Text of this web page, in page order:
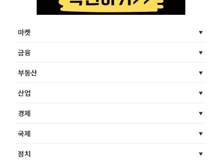
마켓
금융
부동산
산업
경제
국제
정치